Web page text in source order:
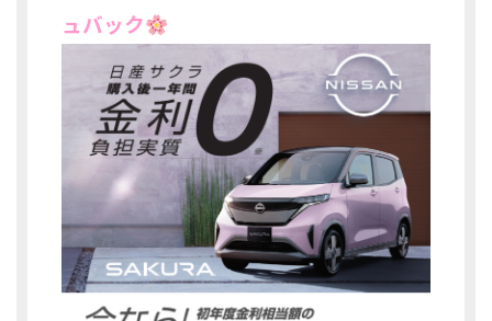
ュバック